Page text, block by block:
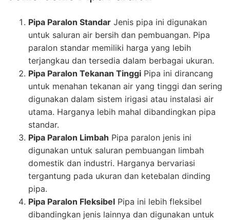
Pipa Paralon Standar Jenis pipa ini digunakan
untuk saluran air bersih dan pembuangan. Pipa
paralon standar memiliki harga yang lebih
terjangkau dan tersedia dalam berbagai ukuran.
Pipa Paralon Tekanan Tinggi Pipa ini dirancang
untuk menahan tekanan air yang tinggi dan sering
digunakan dalam sistem irigasi atau instalasi air
utama. Harganya lebih mahal dibandingkan pipa
standar.
Pipa Paralon Limbah Pipa paralon jenis ini
digunakan untuk saluran pembuangan limbah
domestik dan industri. Harganya bervariasi
tergantung pada ukuran dan ketebalan dinding
pipa.
Pipa Paralon Fleksibel Pipa ini lebih fleksibel
dibandingkan jenis lainnya dan digunakan untuk